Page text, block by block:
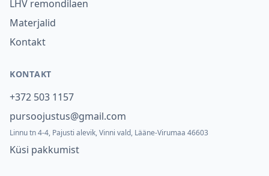
LHV remondilaen
Materjalid
Kontakt
KONTAKT
+372 503 1157
pursoojustus@gmail.com
Linnu tn 4-4, Pajusti alevik, Vinni vald, Lääne-Virumaa 46603
Küsi pakkumist